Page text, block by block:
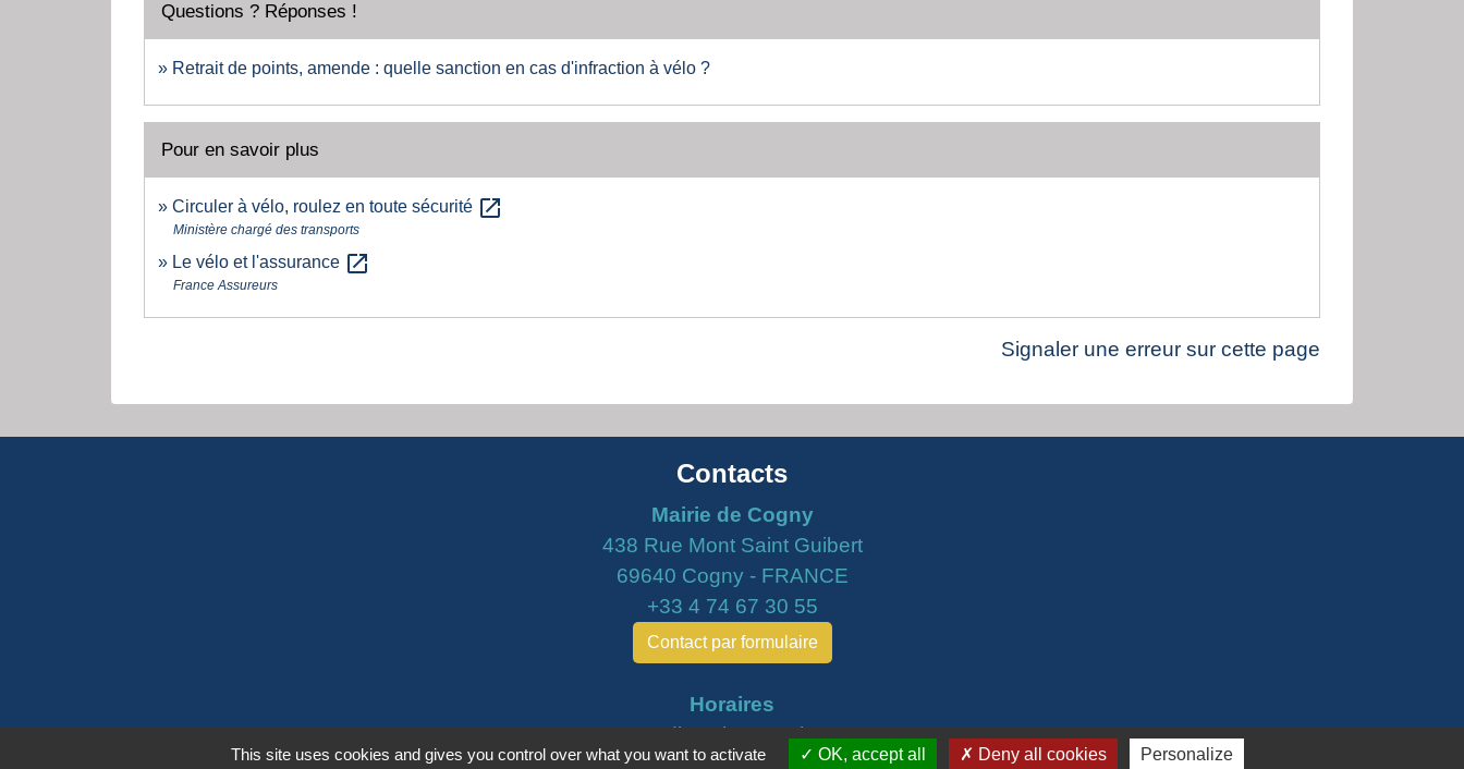
Questions ? Réponses !
Retrait de points, amende : quelle sanction en cas d'infraction à vélo ?
Pour en savoir plus
Circuler à vélo, roulez en toute sécurité open_in_new
Ministère chargé des transports
Le vélo et l'assurance open_in_new
France Assureurs
Signaler une erreur sur cette page
Contacts
Mairie de Cogny
438 Rue Mont Saint Guibert
69640 Cogny - FRANCE
+33 4 74 67 30 55
Contact par formulaire
Horaires
Lundi : 16h30 - 18h30
This site uses cookies and gives you control over what you want to activate OK, accept all Deny all cookies Personalize